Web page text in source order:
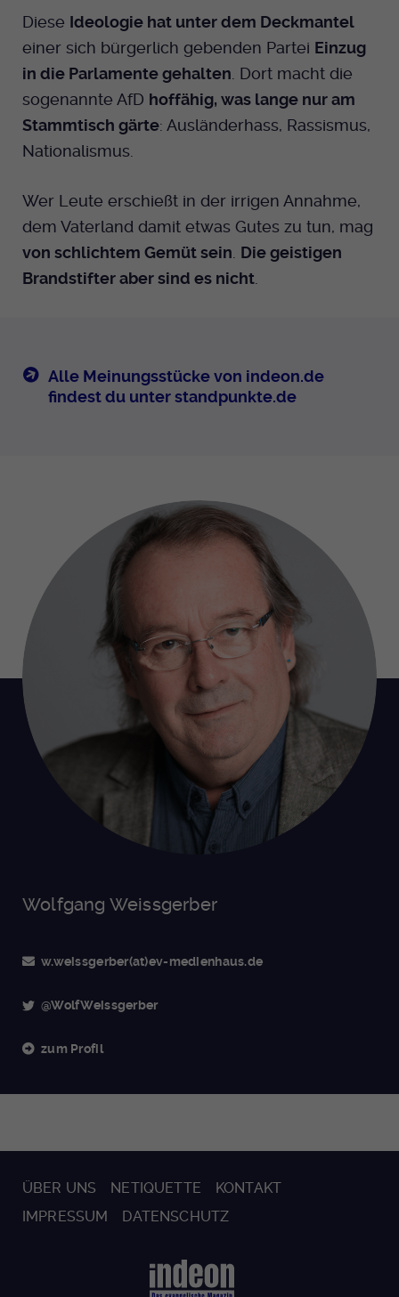
Diese Ideologie hat unter dem Deckmantel
einer sich bürgerlich gebenden Partei Einzug
in die Parlamente gehalten . Dort macht die
sogenannte AfD hoffähig, was lange nur am
Stammtisch gärte: Ausländerhass, Rassismus,
Nationalismus.
Wer Leute erschießt in der irrigen Annahme,
dem Vaterland damit etwas Gutes zu tun, mag
von schlichtem Gemüt sein Die geistigen
Brandstifter aber sind es nicht
Alle Meinungsstücke von indeon.de
findest du unter standpunkte.de
Wolfgang Weissgerber
w.weissgerber(at)ev-medienhaus.de
@WolfWeissgerber
zum Profil
ÜBER UNS NETIQUETTE
KONTAKT
IMPRESSUM
DATENSCHUTZ